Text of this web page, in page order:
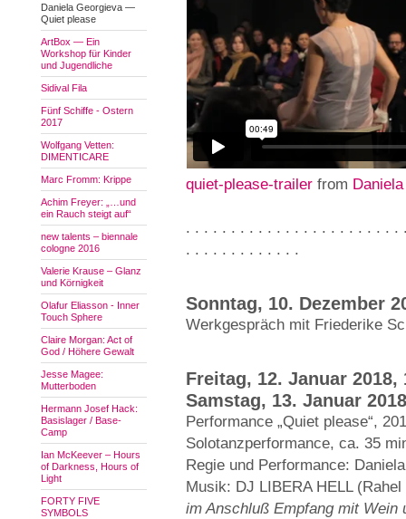
Daniela Georgieva —
Quiet please
ArtBox — Ein
Workshop für Kinder
und Jugendliche
Sidival Fila
Fünf Schiffe - Ostern
2017
Wolfgang Vetten:
DIMENTICARE
Marc Fromm: Krippe
Achim Freyer: „…und
ein Rauch steigt auf“
new talents – biennale
cologne 2016
Valerie Krause – Glanz
und Körnigkeit
Olafur Eliasson - Inner
Touch Sphere
Claire Morgan: Act of
God / Höhere Gewalt
Jesse Magee:
Mutterboden
Hermann Josef Hack:
Basislager / Base-
Camp
Ian McKeever – Hours
of Darkness, Hours of
Light
FORTY FIVE
SYMBOLS
quiet-please-trailer from
. . . . . . . . . . . . . . . . . . . . . . .
. . . . . . . . . . . . .
Sonntag, 10. Dezember
Werkgespräch mit Friederike
Freitag, 12. Januar 2018,
Samstag, 13. Januar
Performance „Quiet please“,
Solotanzperformance, ca. 35
Regie und Performance:
Musik: DJ LIBERA HELL
im Anschluß Empfang mit Wein